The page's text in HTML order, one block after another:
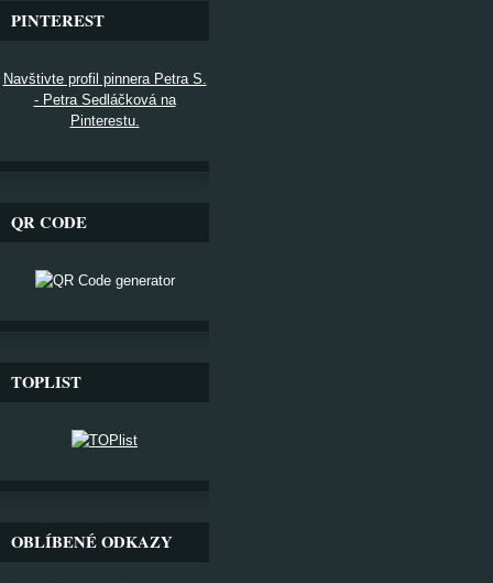
PINTEREST
Navštivte profil pinnera Petra S.
- Petra Sedláčková na
Pinterestu.
QR CODE
TOPLIST
OBLÍBENÉ ODKAZY